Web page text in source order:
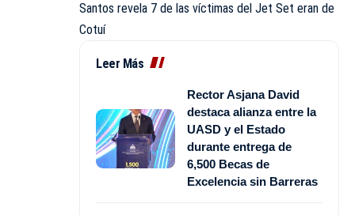
Santos revela 7 de las víctimas del Jet Set eran de
Cotuí
Leer Más
Rector Asjana David
destaca alianza entre la
UASD y el Estado
durante entrega de
6,500 Becas de
Excelencia sin Barreras